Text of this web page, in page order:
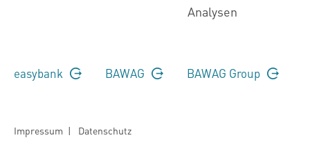
Analysen
easybank BAWAG BAWAG Group
Impressum | Datenschutz